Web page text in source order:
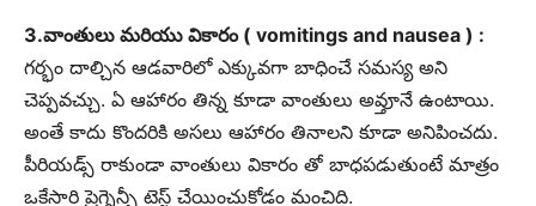
3.వాంతులు మరియు వికారం ( vomitings and nausea ) :
గర్భం దాల్చిన ఆడవారిలో ఎక్కువగా బాధించే సమస్య అని
చెప్పవచ్చు. ఏ ఆహారం తిన్న కూడా వాంతులు అవ్తూనే ఉంటాయి.
అంతే కాదు కొందరికి అసలు ఆహారం తినాలని కూడా అనిపించదు.
పీరియడ్స్ రాకుండా వాంతులు వికారం తో బాధపడుతుంటే మాత్రం
ఒకేసారి ప్రెగ్నెన్సీ టెస్ట్ చేయించుకోడం మంచిది.